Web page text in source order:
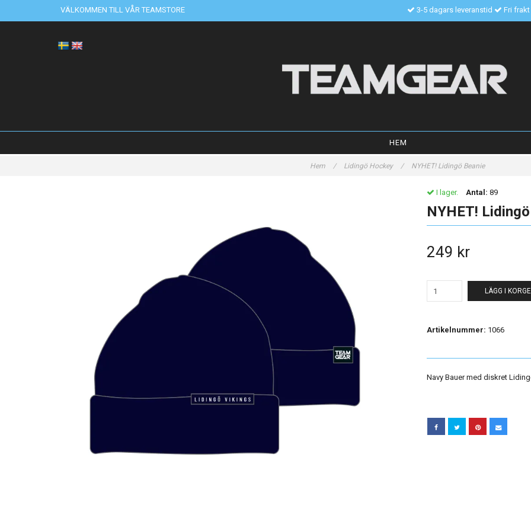
VÄLKOMMEN TILL VÅR TEAMSTORE 3-5 dagars leveranstid Fri
HEM
Hem / Lidingö Hockey / NYHET! Lidingö Beanie
I lager. Antal: 89
NYHET!
249 kr
LÄGG I
Artikelnummer: 1066
Navy Bauer med diskret